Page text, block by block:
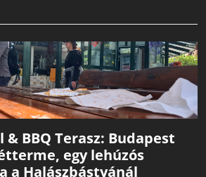
BBQ Terasz: Budapest
egy lehúzós
a Halászbástyánál